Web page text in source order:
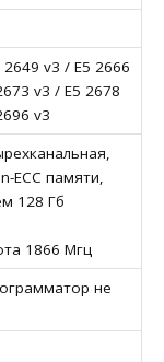
v3 / E5 2666
v3 / E5 2678
v3
ECC памяти,
128 Гб
1866 Мгц
не